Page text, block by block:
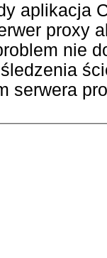
aplikacja
proxy
nie
serwera